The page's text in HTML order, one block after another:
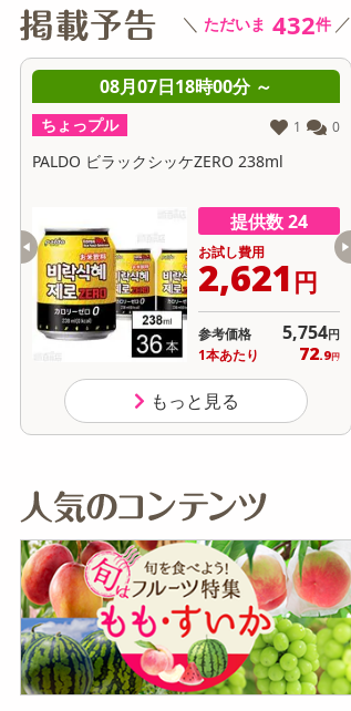
＼ ただいま 432件 ／
08月07日18時00分 ～
ちょっプル 1 0
PALDO ビラックシッケZERO 238ml
提供数 24
お試し費用
2,621円
参考価格 5,754円
1本あたり 72.9円
もっと見る